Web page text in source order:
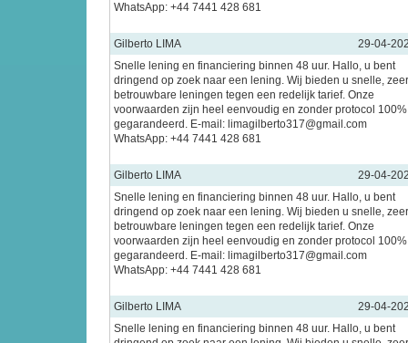
WhatsApp: +44 7441 428 681
Gilberto LIMA
29-04-
Snelle lening en financiering binnen 48 uur. Hallo, u bent
dringend op zoek naar een lening. Wij bieden u snelle, zeer
betrouwbare leningen tegen een redelijk tarief. Onze
voorwaarden zijn heel eenvoudig en zonder protocol 100%
gegarandeerd. E-mail: limagilberto317@gmail.com
WhatsApp: +44 7441 428 681
Gilberto LIMA
29-04-
Snelle lening en financiering binnen 48 uur. Hallo, u bent
dringend op zoek naar een lening. Wij bieden u snelle, zeer
betrouwbare leningen tegen een redelijk tarief. Onze
voorwaarden zijn heel eenvoudig en zonder protocol 100%
gegarandeerd. E-mail: limagilberto317@gmail.com
WhatsApp: +44 7441 428 681
Gilberto LIMA
29-04-
Snelle lening en financiering binnen 48 uur. Hallo, u bent